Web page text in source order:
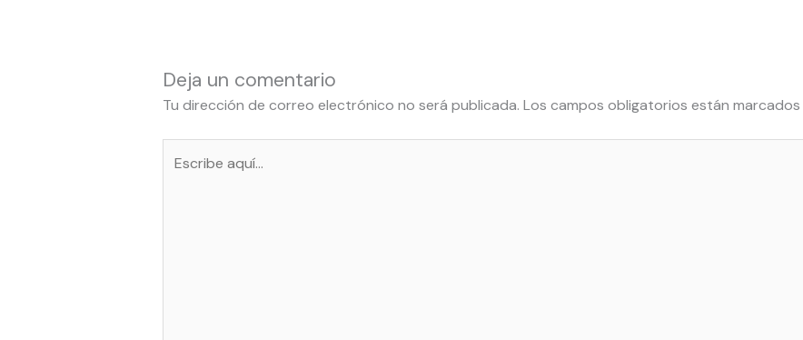
Deja un comentario
Tu dirección de correo electrónico no será publicada. Los campos obligatorios están